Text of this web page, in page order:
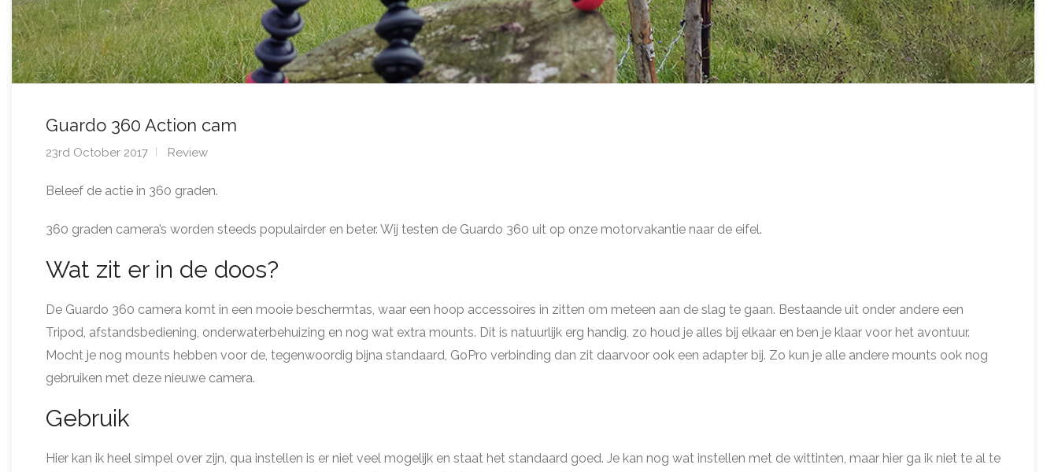
Guardo 360 Action cam
23rd October 2017 Review
Beleef de actie in 360 graden.
360 graden camera’s worden steeds populairder en beter. Wij testen de Guardo 360 uit op onze motorvakantie naar de eifel.
Wat zit er in de doos?
De Guardo 360 camera komt in een mooie beschermtas, waar een hoop accessoires in zitten om meteen aan de slag te gaan. Bestaande uit onder andere een
Tripod, afstandsbediening, onderwaterbehuizing en nog wat extra mounts. Dit is natuurlijk erg handig, zo houd je alles bij elkaar en ben je klaar voor het avontuur.
Mocht je nog mounts hebben voor de, tegenwoordig bijna standaard, GoPro verbinding dan zit daarvoor ook een adapter bij. Zo kun je alle andere mounts ook nog
gebruiken met deze nieuwe camera.
Gebruik
Hier kan ik heel simpel over zijn, qua instellen is er niet veel mogelijk en staat het standaard goed. Je kan nog wat instellen met de wittinten, maar hier ga ik niet te al te